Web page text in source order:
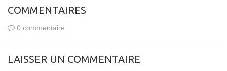
COMMENTAIRES
0 commentaire
LAISSER UN COMMENTAIRE